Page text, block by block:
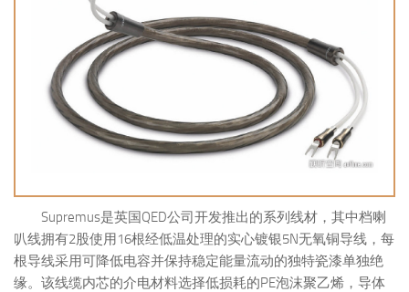
Supremus是英国QED公司开发推出的系列线材，其中档喇
叭线拥有2股使用16根经低温处理的实心镀银5N无氧铜导线，每
根导线采用可降低电容并保持稳定能量流动的独特瓷漆单独绝
缘。该线缆内芯的介电材料选择低损耗的PE泡沫聚乙烯，导体